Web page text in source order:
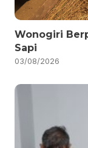
Wonogiri
Sapi
03/08/2026